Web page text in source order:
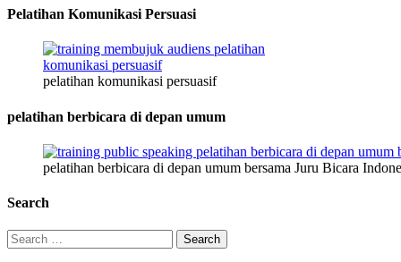
Pelatihan Komunikasi Persuasi
pelatihan komunikasi persuasif
pelatihan berbicara di depan umum
pelatihan berbicara di depan umum bersama Juru Bicara
Search
Search
for: